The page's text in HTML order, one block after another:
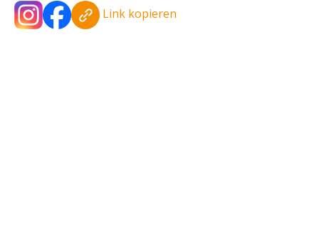
Link kopieren